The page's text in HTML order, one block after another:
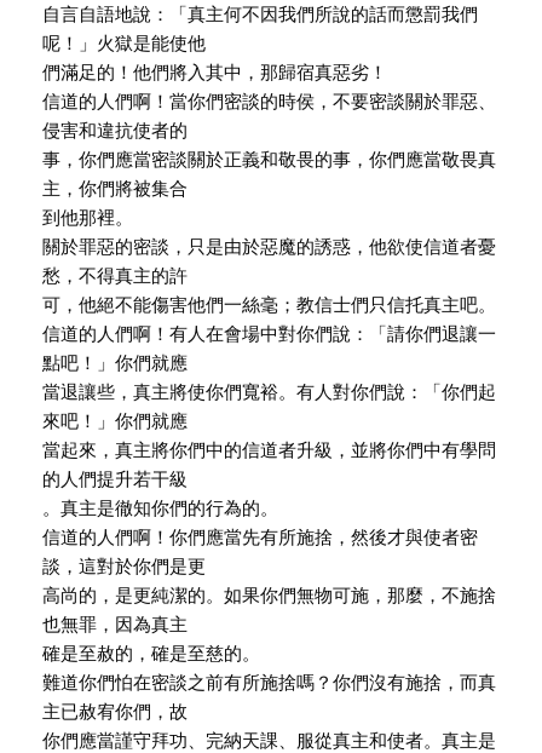
自言自語地說：「真主何不因我們所說的話而懲罰我們
呢！」火獄是能使他
們滿足的！他們將入其中，那歸宿真惡劣！
信道的人們啊！當你們密談的時侯，不要密談關於罪惡、
侵害和違抗使者的
事，你們應當密談關於正義和敬畏的事，你們應當敬畏真
主，你們將被集合
到他那裡。
關於罪惡的密談，只是由於惡魔的誘惑，他欲使信道者憂
愁，不得真主的許
可，他絕不能傷害他們一絲毫；教信士們只信托真主吧。
信道的人們啊！有人在會場中對你們說：「請你們退讓一
點吧！」你們就應
當退讓些，真主將使你們寬裕。有人對你們說：「你們起
來吧！」你們就應
當起來，真主將你們中的信道者升級，並將你們中有學問
的人們提升若干級
。真主是徹知你們的行為的。
信道的人們啊！你們應當先有所施捨，然後才與使者密
談，這對於你們是更
高尚的，是更純潔的。如果你們無物可施，那麼，不施捨
也無罪，因為真主
確是至赦的，確是至慈的。
難道你們怕在密談之前有所施捨嗎？你們沒有施捨，而真
主已赦宥你們，故
你們應當謹守拜功、完納天課、服從真主和使者。真主是